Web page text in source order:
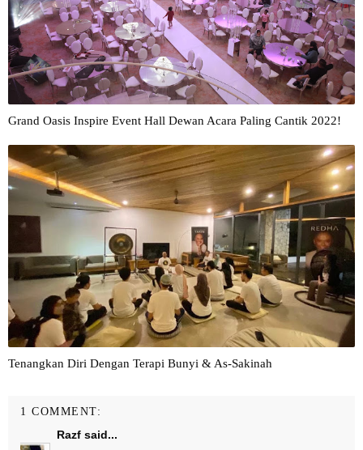
Grand Oasis Inspire Event Hall Dewan Acara Paling Cantik 2022!
Tenangkan Diri Dengan Terapi Bunyi & As-Sakinah
1 COMMENT:
Razf said...